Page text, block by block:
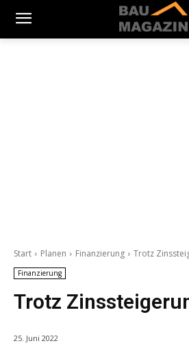
Start Planen Finanzierung Trotz
Finanzierung
Trotz
25. Juni 2022